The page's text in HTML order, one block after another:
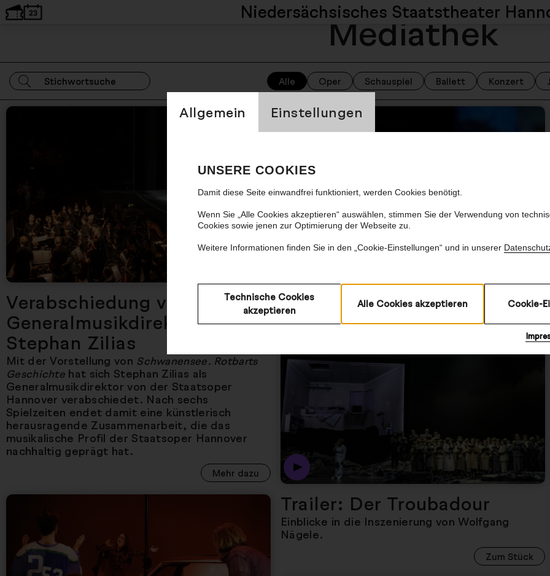
Einstellung Cookienbanner
Allgemein Einstellungen
UNSERE COOKIES
Damit diese Seite einwandfrei funktioniert, werden Cookies benötigt.
Wenn Sie „Alle Cookies akzeptieren“ auswählen, stimmen Sie der Verwendung von
Cookies sowie jenen zur Optimierung der Webseite zu.
Weitere Informationen finden Sie in den „Cookie-Einstellungen“ und in unserer
Technische Cookies
akzeptieren
Alle Cookies akzeptieren Cookie-
Niedersächsisches Staatstheater
Mediathek
Alle Oper Schauspiel Ballett Konzert
Nächster Artikel
Verabschiedung von
Generalmusikdirektor
Stephan Zilias
Mit der Vorstellung von Schwanensee. Rotbarts
Geschichte hat sich Stephan Zilias als
Generalmusikdirektor von der Staatsoper
Hannover verabschiedet. Nach sechs
Spielzeiten endet damit eine künstlerisch
herausragende Zusammenarbeit, die das
musikalische Profil der Staatsoper Hannover
nachhaltig geprägt hat.
Mehr dazu
Nächster Artikel
Bis ganz bald!
den Sommer. Wir sagen Danke für eine
fantastische Spielzeit 25/26, voller Premieren,
Begegnungen und Applaus. Dare to Love!
Dies ist der Trailer zur
Trailer: Der Troubadour
Einblicke in die Inszenierung von Wolfgang
Nägele.
Zum Stück
Nächster Artikel